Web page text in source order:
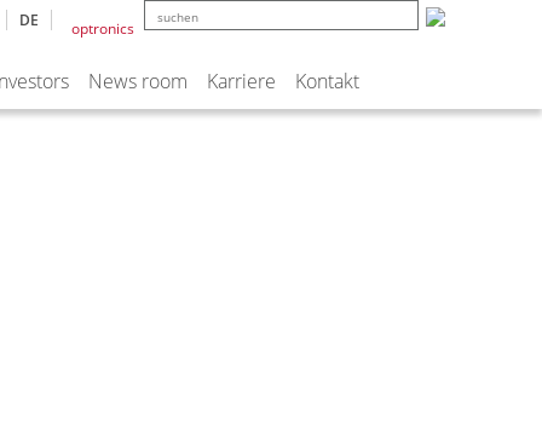
DE
News room Karriere Kontakt